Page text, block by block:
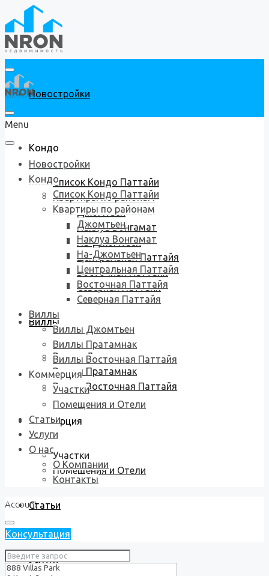
Новостройки
Кондо
Список Кондо Паттайи
Квартиры по районам
Джомтьен
Наклуа Вонгамат
На-Джомтьен
Центральная Паттайя
Восточная Паттайя
Северная Паттайя
Виллы
Виллы Джомтьен
Виллы Пратамнак
Виллы Восточная Паттайя
Коммерция
Участки
Помещения и Отели
Статьи
Услуги
Menu
Новостройки
Кондо
Список Кондо Паттайи
Квартиры по районам
Джомтьен
Наклуа Вонгамат
На-Джомтьен
Центральная Паттайя
Восточная Паттайя
Северная Паттайя
Виллы
Виллы Джомтьен
Виллы Пратамнак
Виллы Восточная Паттайя
Коммерция
Участки
Помещения и Отели
Статьи
Услуги
О нас
О Компании
Контакты
Account
Консультация